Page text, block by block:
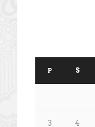
P S
3 4